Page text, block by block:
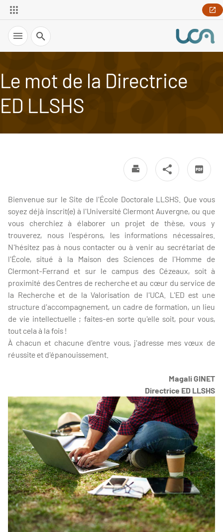
Recherche
Le mot de la Directrice
ED LLSHS
Bienvenue sur le Site de l'École Doctorale LLSHS. Que vous
soyez déjà inscrit(e) à l'Université Clermont Auvergne, ou que
vous cherchiez à élaborer un projet de thèse, vous y
trouverez, nous l'espérons, les informations nécessaires.
N'hésitez pas à nous contacter ou à venir au secrétariat de
l'École, situé à la Maison des Sciences de l'Homme de
Clermont-Ferrand et sur le campus des Cézeaux, soit à
proximité des Centres de recherche et au cœur du service de
la Recherche et de la Valorisation de l'UCA. L'ED est une
structure d'accompagnement, un cadre de formation, un lieu
de vie intellectuelle ; faites-en sorte qu'elle soit, pour vous,
tout cela à la fois !
À chacun et chacune d'entre vous, j'adresse mes vœux de
réussite et d'épanouissement.
Magali GINET
Directrice ED LLSHS